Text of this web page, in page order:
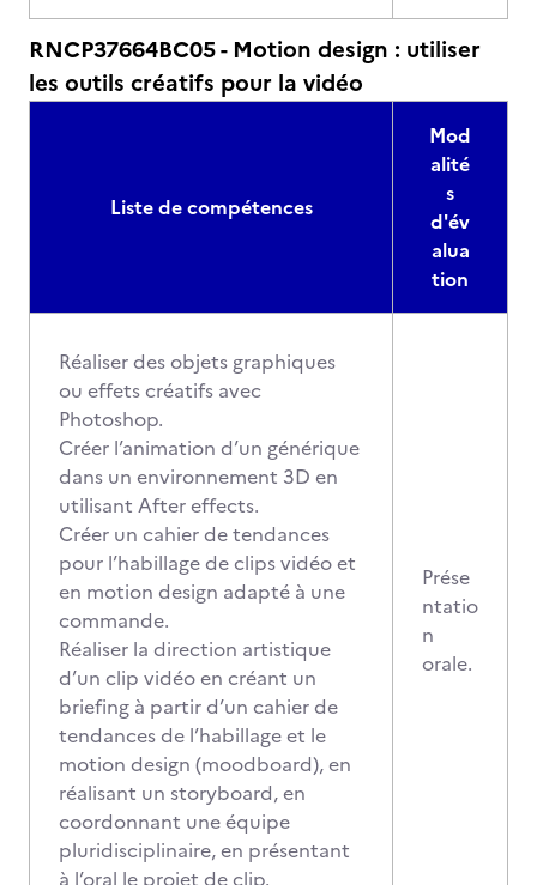
RNCP37664BC05 - Motion design : utiliser
les outils créatifs pour la vidéo
Liste de compétences
Mod
alité
s
d'év
alua
tion
Réaliser des objets graphiques
ou effets créatifs avec
Photoshop.
Créer l’animation d’un générique
dans un environnement 3D en
utilisant After effects.
Créer un cahier de tendances
pour l’habillage de clips vidéo et
en motion design adapté à une
commande.
Réaliser la direction artistique
d’un clip vidéo en créant un
briefing à partir d’un cahier de
tendances de l’habillage et le
motion design (moodboard), en
réalisant un storyboard, en
coordonnant une équipe
pluridisciplinaire, en présentant
à l’oral le projet de clip.
Prése
ntatio
n
orale.